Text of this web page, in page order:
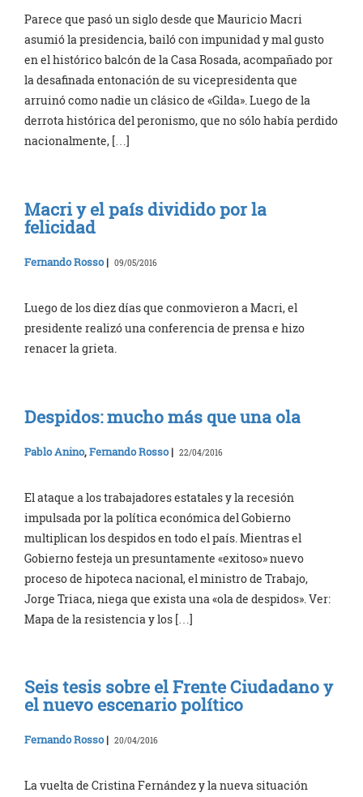
Parece que pasó un siglo desde que Mauricio Macri
asumió la presidencia, bailó con impunidad y mal gusto
en el histórico balcón de la Casa Rosada, acompañado por
la desafinada entonación de su vicepresidenta que
arruinó como nadie un clásico de «Gilda». Luego de la
derrota histórica del peronismo, que no sólo había perdido
nacionalmente, […]
Macri y el país dividido por la
felicidad
Fernando Rosso| 09/05/2016
Luego de los diez días que conmovieron a Macri, el
presidente realizó una conferencia de prensa e hizo
renacer la grieta.
Despidos: mucho más que una ola
Pablo Anino,Fernando Rosso| 22/04/2016
El ataque a los trabajadores estatales y la recesión
impulsada por la política económica del Gobierno
multiplican los despidos en todo el país. Mientras el
Gobierno festeja un presuntamente «exitoso» nuevo
proceso de hipoteca nacional, el ministro de Trabajo,
Jorge Triaca, niega que exista una «ola de despidos». Ver:
Mapa de la resistencia y los […]
Seis tesis sobre el Frente Ciudadano y
el nuevo escenario político
Fernando Rosso| 20/04/2016
La vuelta de Cristina Fernández y la nueva situación